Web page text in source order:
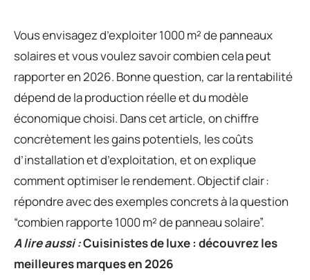
Vous envisagez d’exploiter 1000 m² de panneaux
solaires et vous voulez savoir combien cela peut
rapporter en 2026. Bonne question, car la rentabilité
dépend de la production réelle et du modèle
économique choisi. Dans cet article, on chiffre
concrètement les gains potentiels, les coûts
d’installation et d’exploitation, et on explique
comment optimiser le rendement. Objectif clair :
répondre avec des exemples concrets à la question
“combien rapporte 1000 m² de panneau solaire”.
A lire aussi :Cuisinistes de luxe : découvrez les
meilleures marques en 2026